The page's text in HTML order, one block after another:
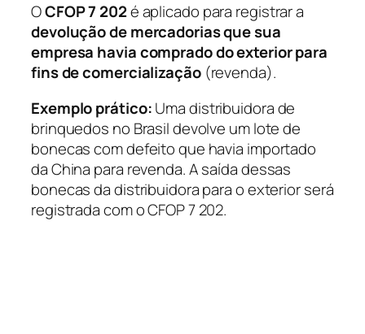
OCFOP 7 202é aplicado para registrar a
devolução de mercadorias que sua
empresa havia comprado do exterior para
fins de comercialização(revenda).
Exemplo prático:Uma distribuidora de
brinquedos no Brasil devolve um lote de
bonecas com defeito que havia importado
da China para revenda. A saída dessas
bonecas da distribuidora para o exterior será
registrada com o CFOP 7 202.